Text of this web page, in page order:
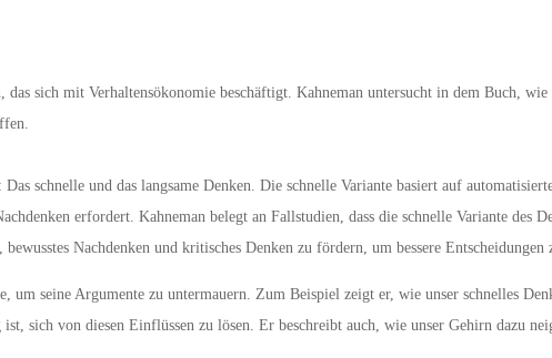
sich mit Verhaltensökonomie beschäftigt. Kahneman untersucht in dem Buch, wie
schnelle und das langsame Denken. Die schnelle Variante basiert auf
erfordert. Kahneman belegt an Fallstudien, dass die schnelle Variante des
Nachdenken und kritisches Denken zu fördern, um bessere Entscheidungen
um seine Argumente zu untermauern. Zum Beispiel zeigt er, wie unser schnelles
sich von diesen Einflüssen zu lösen. Er beschreibt auch, wie unser Gehirn dazu